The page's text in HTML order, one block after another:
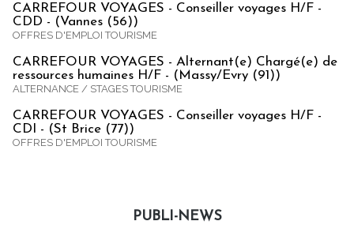
CARREFOUR VOYAGES - Conseiller voyages H/F -
CDD - (Vannes (56))
OFFRES D'EMPLOI TOURISME
CARREFOUR VOYAGES - Alternant(e) Chargé(e) de
ressources humaines H/F - (Massy/Evry (91))
ALTERNANCE / STAGES TOURISME
CARREFOUR VOYAGES - Conseiller voyages H/F -
CDI - (St Brice (77))
OFFRES D'EMPLOI TOURISME
PUBLI-NEWS